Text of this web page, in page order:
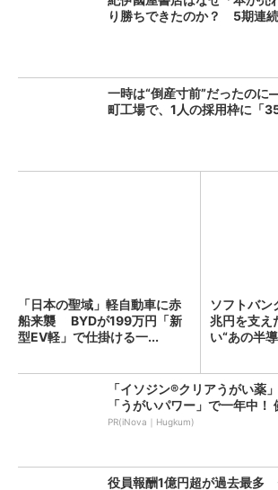
り勝ちできたのか？ 5期連
一時は“倒産寸前”だったの
町工場で、1人の採用枠に「
「日本の聖域」軽自動車に赤
船来襲 BYDが199万円「新
型EV軽」で仕掛ける一...
ソフトバン
兆円を支え
い“あの半
「イソジン®クリアうがい薬
「うがいパワー」で一年中！
PR(iNova｜Hugkum)
役員報酬1億円超が過去最多